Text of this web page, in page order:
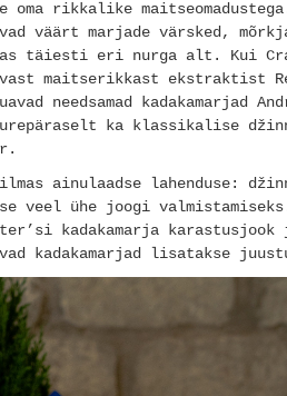
rikkalike
väärt marjade värsked,
täiesti eri nurga alt. Kui
maitserikkast ekstraktist
needsamad kadakamarjad
ka klassikalise
ainulaadse lahenduse:
veel ühe joogi
kadakamarja karastusjook
kadakamarjad lisatakse